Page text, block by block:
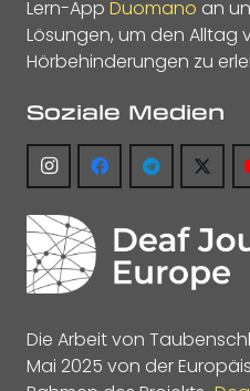
Lern-App Duomano an
Lösungen, um den Alltag
Hörbehinderungen zu
Soziale Medien
Die Arbeit von
Mai 2025 von der